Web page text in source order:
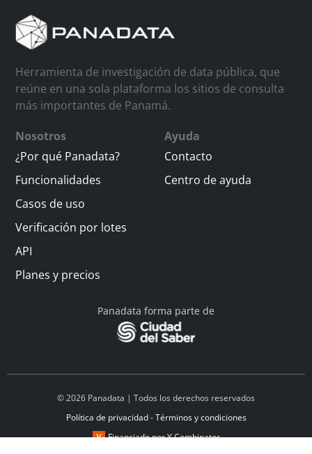
Herramienta de investigación de data pública, que
reúne en una sola plataforma los sitios de consulta
más importantes de Panamá.
Nosotros
¿Por qué Panadata?
Funcionalidades
Casos de uso
Verificación por lotes
API
Planes y precios
Ayuda
Contacto
Centro de ayuda
Panadata forma parte de
© 2026 Panadata | Todos los derechos reservados
Política de privacidad - Términos y condiciones
Financiado por Y Combinator